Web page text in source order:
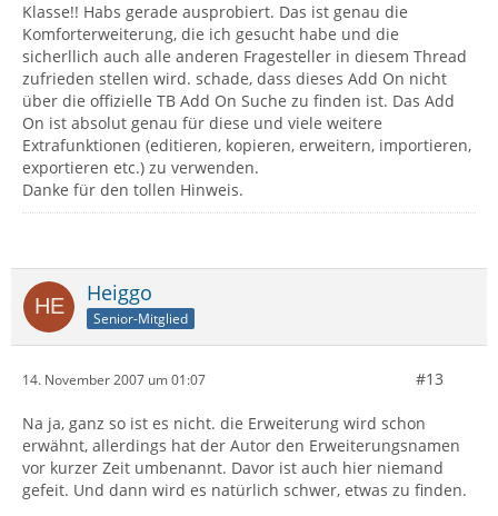
Klasse!! Habs gerade ausprobiert. Das ist genau die
Komforterweiterung, die ich gesucht habe und die
sicherllich auch alle anderen Fragesteller in diesem Thread
zufrieden stellen wird. schade, dass dieses Add On nicht
über die offizielle TB Add On Suche zu finden ist. Das Add
On ist absolut genau für diese und viele weitere
Extrafunktionen (editieren, kopieren, erweitern, importieren,
exportieren etc.) zu verwenden.
Danke für den tollen Hinweis.
Heiggo
Senior-Mitglied
14. November 2007 um 01:07 #13
Na ja, ganz so ist es nicht. die Erweiterung wird schon
erwähnt, allerdings hat der Autor den Erweiterungsnamen
vor kurzer Zeit umbenannt. Davor ist auch hier niemand
gefeit. Und dann wird es natürlich schwer, etwas zu finden.